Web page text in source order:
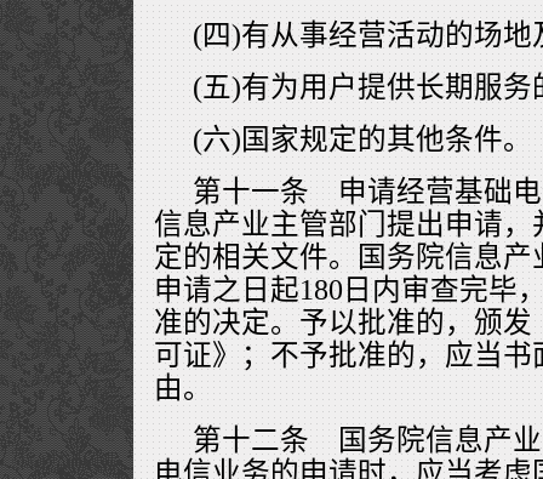
(四)有从事经营活动的场地
(五)有为用户提供长期服
(六)国家规定的其他条件。
第十一条 申请经营基础
信息产业主管部门提出申请
定的相关文件。国务院信息
申请之日起180日内审查完毕
准的决定。予以批准的，颁
可证》；不予批准的，应当
由。
第十二条 国务院信息产